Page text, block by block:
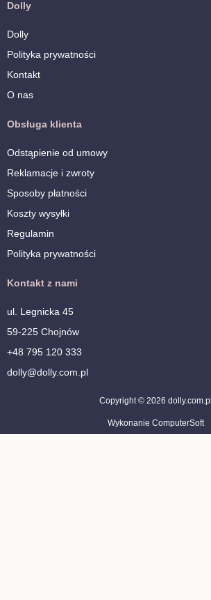
Dolly
Dolly
Polityka prywatności
Kontakt
O nas
Obsługa klienta
Odstąpienie od umowy
Reklamacje i zwroty
Sposoby płatności
Koszty wysyłki
Regulamin
Polityka prywatności
Kontakt z nami
ul. Legnicka 45
59-225 Chojnów
+48 795 120 333
dolly@dolly.com.pl
Copyright © 2026 dolly.com.pl
Wykonanie ComputerSoft